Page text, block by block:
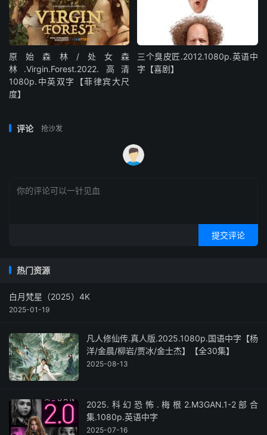
原始森林/处女森
林.Virgin.Forest.2022.高清
1080p.中英双字【菲律宾大尺
度】
三个臭皮匠.2012.1080p.英语中
字【喜剧】
评论 抢沙发
提交评论
热门资源
白月梵星（2025）4K
2025-01-19
凡人修仙传.真人版.2025.1080p.国语中字【杨
洋/金晨/柳岩/贾冰/金士杰】【全30集】
2025-08-13
2025.科幻恐怖.梅根2.M3GAN.1-2部合
集.1080p.英语中字
2025-07-16